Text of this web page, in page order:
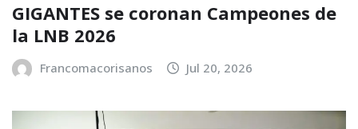
GIGANTES se coronan Campeones de
la LNB 2026
Francomacorisanos Jul 20, 2026